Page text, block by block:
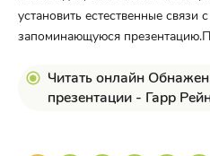
установить естественные связи
запоминающуюся
Читать онлайн
презентации - Гарр